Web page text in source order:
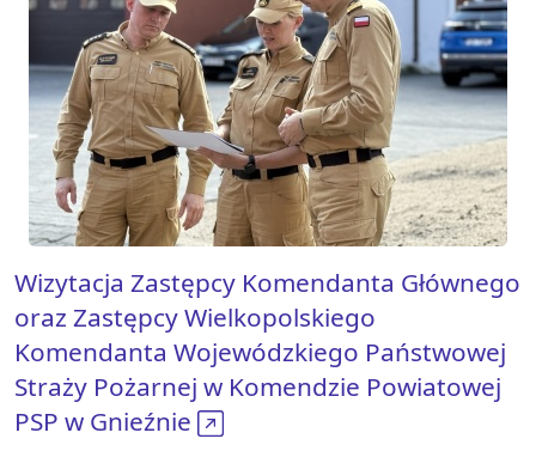
Wizytacja Zastępcy Komendanta Głównego
oraz Zastępcy Wielkopolskiego
Komendanta Wojewódzkiego Państwowej
Straży Pożarnej w Komendzie Powiatowej
PSP w Gnieźnie